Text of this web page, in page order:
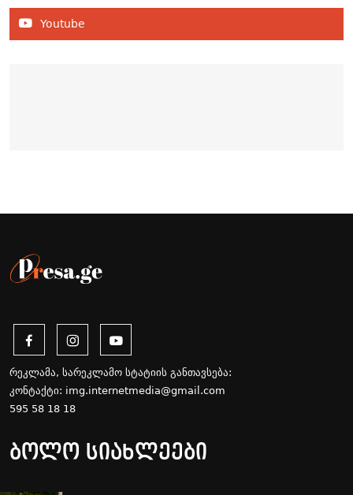
Youtube
რეკლამა, სარეკლამო სტატიის განთავსება:
კონტაქტი: img.internetmedia@gmail.com
595 58 18 18
ბოლო სიახლეები